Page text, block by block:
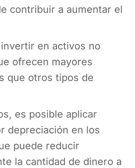
contribuir a aumentar el
en activos no
ofrecen mayores
que otros tipos de
es posible aplicar
depreciación en los
puede reducir
la cantidad de dinero a